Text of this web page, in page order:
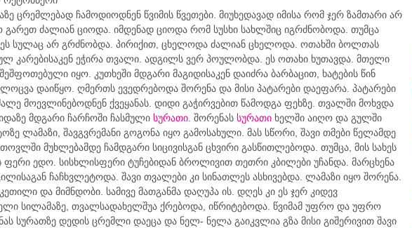
ცრემლებად ჩამოდიოდნენ წვიმის წვეთები. მიუხედავად იმისა რომ ჯერ ზამთარი არ
გარეთ ძალიან ციოდა. იმდენად ციოდა რომ სუსხი სახლშიც იგრძნობოდა. თუმცა
სულაც არ გრძნობდა. პირიქით, ცხელოდა ძალიან ცხელოდა. ოთახში ბოლთას
კარებისაკენ ეჭირა თვალი. ადგილს ვერ პოულობდა. ეს ოთახი ხუთავდა. მთელი
იყო. კუთხეში მდგარი მაგიდისაკენ დაიძრა ბარბაცით, ხატების წინ
დაიწყო. ღმერთს ევედრებოდა შორენა და მისი პატარები დაეფარა. პატარები
მოევლინებოდნენ ქვეყანას. დიდი გაჭირვებით წამოდგა ფეხზე. თვალში მოხვდა
მდგარი ჩარჩოში ჩასმული სურათი . შორენას სურათი ხელში აიღო და გულში
ლამაზი, შავგვრემანი გოგონა იყო გამოსახული. მას სწორი, შავი თმები წელამდე
მუხლებამდე ჩამდგარი სიცივისგან ცხვირი გასწითლებოდა. თუმცა, მის სახეს
ფერი ედო. სისხლისფერი ტუჩებიდან ბროლივით თეთრი კბილები უჩანდა. მარცხენა
ჩაჩხვლეტოდა. შავი თვალები კი სინათლეს ასხივებდა. ლამაზი იყო შორენა.
და მიმნდობი. სამივე მათგანმა დაღუპა ის. დღეს კი ეს ჯერ კიდევ
სილამაზე, თვალსადახელშუა ქრებოდა, იწრიტებოდა. წვიმამ უფრო და უფრო
სურათზე დედის ცრემლი დაეცა და ნელ- ნელა გაიკვლია გზა მისი გიშერივით შავი